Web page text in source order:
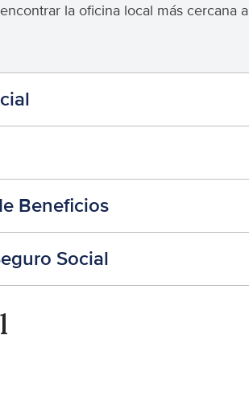
la oficina local más cercana a
Beneficios
Social